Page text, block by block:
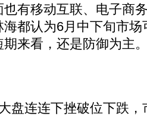
有移动互联、电子商
都认为6月中下旬市
来看，还是防御为主
连连下挫破位下跌，